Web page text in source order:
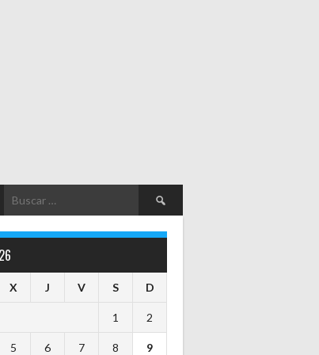
Buscar:
X J V S D
1 2
5 6 7 8 9